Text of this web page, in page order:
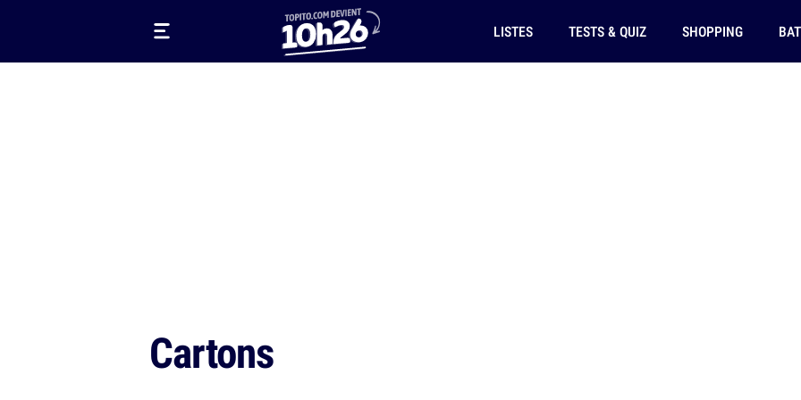
LISTES TESTS & QUIZ SHOPPING
Cartons